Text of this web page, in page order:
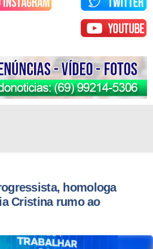
homologa
Cristina rumo ao